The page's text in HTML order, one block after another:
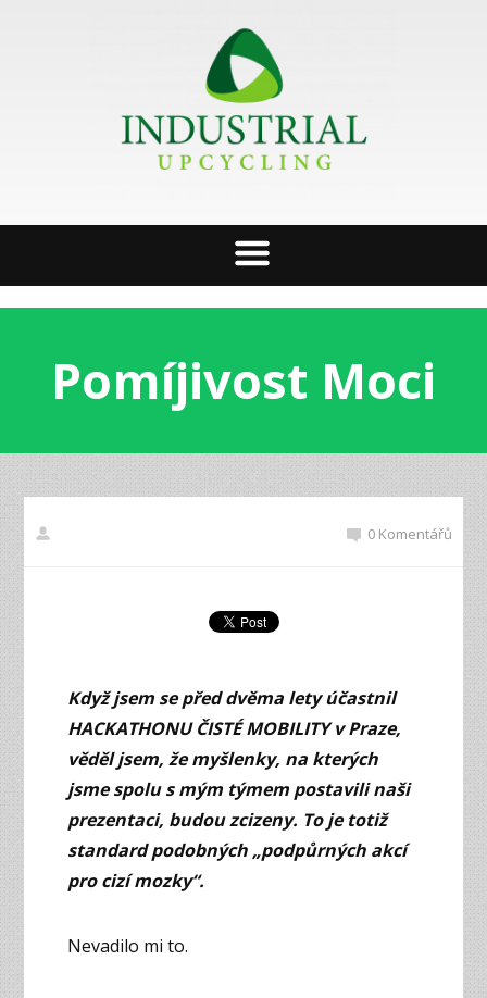
Pomíjivost Moci
0 Komentářů
Když jsem se před dvěma lety účastnil
HACKATHONU ČISTÉ MOBILITY v Praze,
věděl jsem, že myšlenky, na kterých
jsme spolu s mým týmem postavili naši
prezentaci, budou zcizeny. To je totiž
standard podobných „podpůrných akcí
pro cizí mozky“.
Nevadilo mi to.